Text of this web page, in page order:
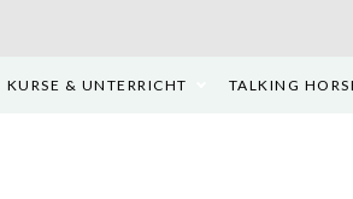
KURSE & UNTERRICHT TALKING